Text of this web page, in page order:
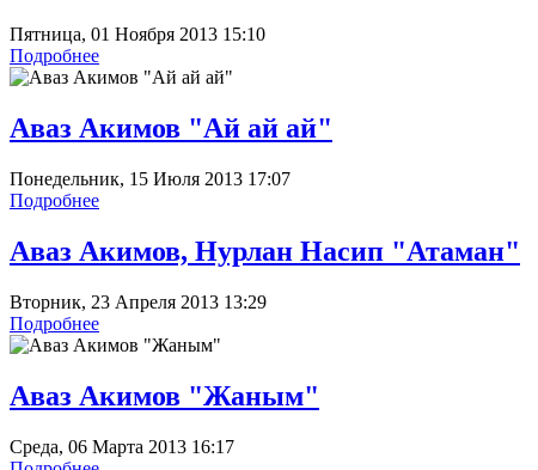
Пятница, 01 Ноября 2013 15:10
Подробнее
Аваз Акимов "Ай ай ай"
Понедельник, 15 Июля 2013 17:07
Подробнее
Аваз Акимов, Нурлан Насип "Атаман"
Вторник, 23 Апреля 2013 13:29
Подробнее
Аваз Акимов "Жаным"
Среда, 06 Марта 2013 16:17